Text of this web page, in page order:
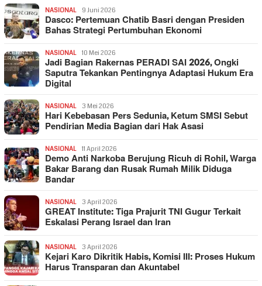
NASIONAL 9 Juni 2026
Dasco: Pertemuan Chatib Basri dengan Presiden
Bahas Strategi Pertumbuhan Ekonomi
NASIONAL 10 Mei 2026
Jadi Bagian Rakernas PERADI SAI 2026, Ongki
Saputra Tekankan Pentingnya Adaptasi Hukum Era
Digital
NASIONAL 3 Mei 2026
Hari Kebebasan Pers Sedunia, Ketum SMSI Sebut
Pendirian Media Bagian dari Hak Asasi
NASIONAL 11 April 2026
Demo Anti Narkoba Berujung Ricuh di Rohil, Warga
Bakar Barang dan Rusak Rumah Milik Diduga
Bandar
NASIONAL 3 April 2026
GREAT Institute: Tiga Prajurit TNI Gugur Terkait
Eskalasi Perang Israel dan Iran
NASIONAL 3 April 2026
Kejari Karo Dikritik Habis, Komisi III: Proses Hukum
Harus Transparan dan Akuntabel